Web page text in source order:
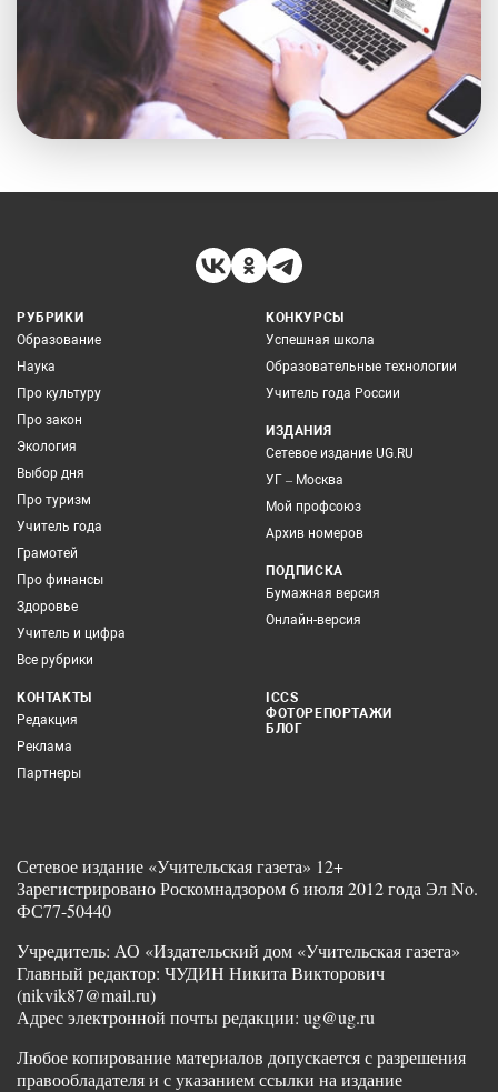
РУБРИКИ
Образование
Наука
Про культуру
Про закон
Экология
Выбор дня
Про туризм
Учитель года
Грамотей
Про финансы
Здоровье
Учитель и цифра
Все рубрики
КОНКУРСЫ
Успешная школа
Образовательные технологии
Учитель года России
ИЗДАНИЯ
Сетевое издание UG.RU
УГ – Москва
Мой профсоюз
Архив номеров
ПОДПИСКА
Бумажная версия
Онлайн-версия
КОНТАКТЫ
Редакция
Реклама
Партнеры
ICCS
ФОТОРЕПОРТАЖИ
БЛОГ
Сетевое издание «Учительская газета» 12+
Зарегистрировано Роскомнадзором 6 июля 2012 года Эл No.
ФС77-50440
Учредитель: АО «Издательский дом «Учительская газета»
Главный редактор: ЧУДИН Никита Викторович
(nikvik87@mail.ru)
Адрес электронной почты редакции: ug@ug.ru
Любое копирование материалов допускается с разрешения
правообладателя и с указанием ссылки на издание